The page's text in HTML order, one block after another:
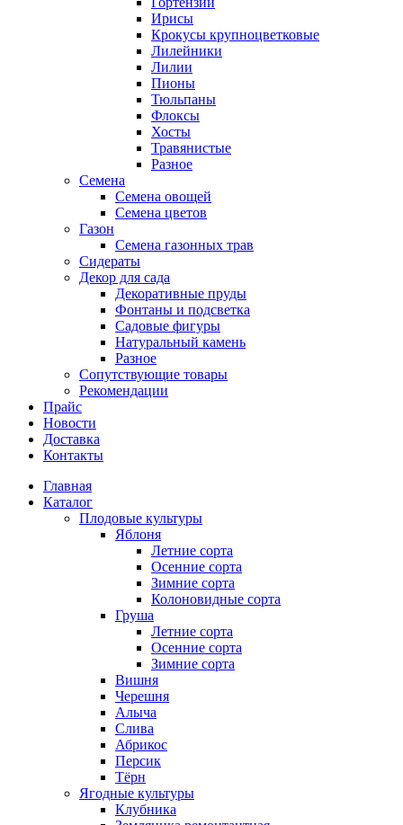
Ирисы
Крокусы крупноцветковые
Лилейники
Лилии
Пионы
Тюльпаны
Флоксы
Хосты
Травянистые
Разное
Семена
Семена овощей
Семена цветов
Газон
Семена газонных трав
Сидераты
Декор для сада
Декоративные пруды
Фонтаны и подсветка
Садовые фигуры
Натуральный камень
Разное
Сопутствующие товары
Рекомендации
Прайс
Новости
Доставка
Контакты
Главная
Каталог
Плодовые культуры
Яблоня
Летние сорта
Осенние сорта
Зимние сорта
Колоновидные сорта
Груша
Летние сорта
Осенние сорта
Зимние сорта
Вишня
Черешня
Алыча
Слива
Абрикос
Персик
Тёрн
Ягодные культуры
Клубника